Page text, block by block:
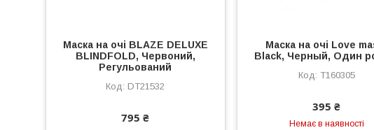
Маска на очі BLAZE DELUXE
BLINDFOLD, Червоний,
Регульований
DT21532
795 ₴
Маска на очі Love
Black, Черный, Один
T160305
395 ₴
Немає в наявності